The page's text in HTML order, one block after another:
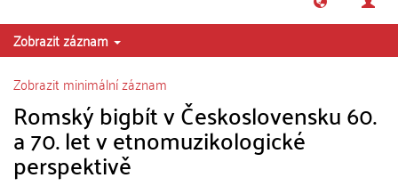
Zobrazit záznam
Zobrazit minimální záznam
Romský bigbít v Československu 60.
a 70. let v etnomuzikologické
perspektivě